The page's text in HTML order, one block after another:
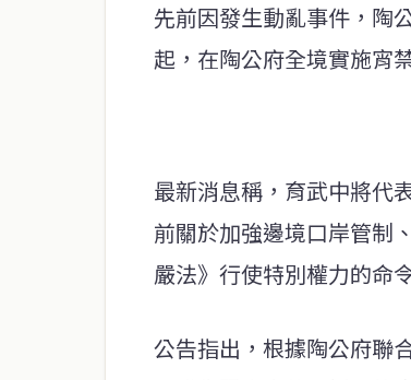
先前因發生動亂事件，陶
起，在陶公府全境實施宵
最新消息稱，育武中將代
前關於加強邊境口岸管制
嚴法》行使特別權力的命
公告指出，根據陶公府聯